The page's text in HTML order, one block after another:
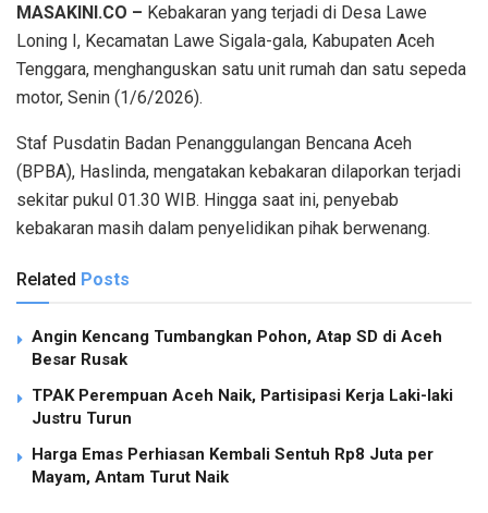
MASAKINI.CO – Kebakaran yang terjadi di Desa Lawe
Loning I, Kecamatan Lawe Sigala-gala, Kabupaten Aceh
Tenggara, menghanguskan satu unit rumah dan satu sepeda
motor, Senin (1/6/2026).
Staf Pusdatin Badan Penanggulangan Bencana Aceh
(BPBA), Haslinda, mengatakan kebakaran dilaporkan terjadi
sekitar pukul 01.30 WIB. Hingga saat ini, penyebab
kebakaran masih dalam penyelidikan pihak berwenang.
Related Posts
Angin Kencang Tumbangkan Pohon, Atap SD di Aceh
Besar Rusak
TPAK Perempuan Aceh Naik, Partisipasi Kerja Laki-laki
Justru Turun
Harga Emas Perhiasan Kembali Sentuh Rp8 Juta per
Mayam, Antam Turut Naik